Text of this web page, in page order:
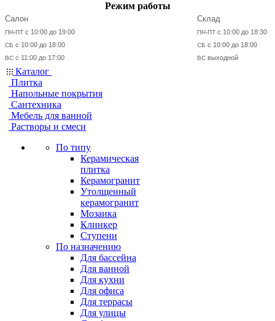
Режим работы
Салон
ПН-ПТ с 10:00 до 19:00
СБ с 10:00 до 18:00
ВС с 11:00 до 17:00
Склад
ПН-ПТ с 10:00 до 18:30
СБ с 10:00 до 18:00
ВС выходной
Каталог
Плитка
Напольные покрытия
Сантехника
Мебель для ванной
Растворы и смеси
По типу
Керамическая
плитка
Керамогранит
Утолщенный
керамогранит
Мозаика
Клинкер
Ступени
По назначению
Для бассейна
Для ванной
Для кухни
Для офиса
Для террасы
Для улицы